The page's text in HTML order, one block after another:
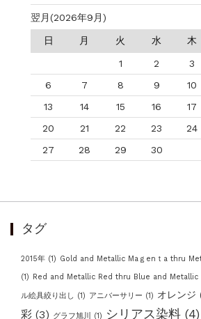
翌月(2026年9月)
日 月 火 水 木
1 2 3
6
7 8 9 10
13
14 15 16 17
20
21 22 23 24
27
28 29 30
タグ
2015年(1) Gold and Metallic Maｇenｔa thru
(1) Red and Metallic Red thru Blue and Metallic
ル絵具絞り出し (1) アニバーサリー (1) オレンジ
彩(3) グラフ旭川 (1) シリアス染料(4)